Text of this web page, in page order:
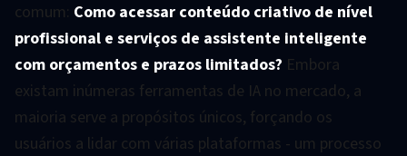
comum: Como acessar conteúdo criativo de nível
profissional e serviços de assistente inteligente
com orçamentos e prazos limitados? Embora
existam inúmeras ferramentas de IA no mercado, a
maioria serve a propósitos únicos, forçando os
usuários a lidar com várias plataformas - um processo